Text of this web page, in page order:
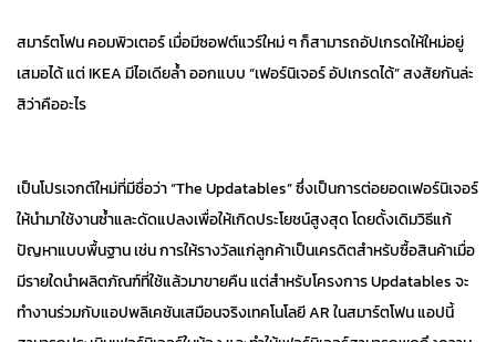
สมาร์ตโฟน คอมพิวเตอร์ เมื่อมีซอฟต์แวร์ใหม่ ๆ ก็สามารถอัปเกรดให้ใหม่อยู่
เสมอได้ แต่ IKEA มีไอเดียล้ำ ออกแบบ “เฟอร์นิเจอร์ อัปเกรดได้” สงสัยกันล่ะ
สิว่าคืออะไร
เป็นโปรเจกต์ใหม่ที่มีชื่อว่า “The Updatables” ซึ่งเป็นการต่อยอดเฟอร์นิเจอร์
ให้นำมาใช้งานซ้ำและดัดแปลงเพื่อให้เกิดประโยชน์สูงสุด โดยดั้งเดิมวิธีแก้
ปัญหาแบบพื้นฐาน เช่น การให้รางวัลแก่ลูกค้าเป็นเครดิตสำหรับซื้อสินค้าเมื่อ
มีรายใดนำผลิตภัณฑ์ที่ใช้แล้วมาขายคืน แต่สำหรับโครงการ Updatables จะ
ทำงานร่วมกับแอปพลิเคชันเสมือนจริงเทคโนโลยี AR ในสมาร์ตโฟน แอปนี้